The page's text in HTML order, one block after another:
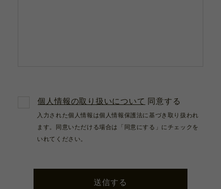
個人情報の取り扱いについて 同意する
入力された個人情報は個人情報保護法に基づき取り扱われ
ます。同意いただける場合は「同意にする」にチェックを
いれてください。
送信する